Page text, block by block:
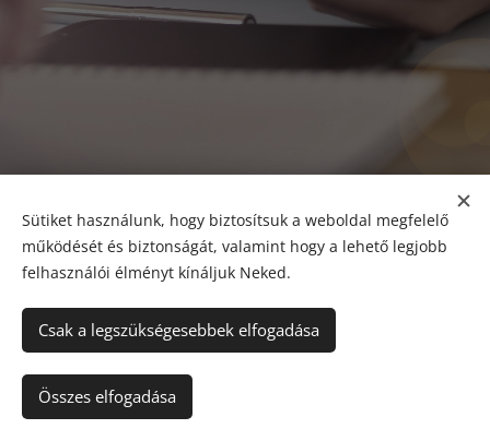
Az oldalt a
Sütiket használunk, hogy biztosítsuk a weboldal megfelelő
működését és biztonságát, valamint hogy a lehető legjobb
felhasználói élményt kínáljuk Neked.
Csak a legszükségesebbek elfogadása
Összes elfogadása